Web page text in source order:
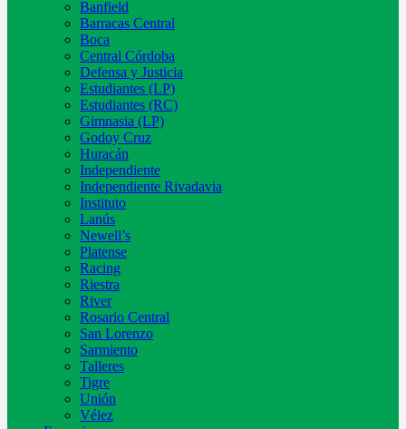
Banfield
Barracas Central
Boca
Central Córdoba
Defensa y Justicia
Estudiantes (LP)
Estudiantes (RC)
Gimnasia (LP)
Godoy Cruz
Huracán
Independiente
Independiente Rivadavia
Instituto
Lanús
Newell’s
Platense
Racing
Riestra
River
Rosario Central
San Lorenzo
Sarmiento
Talleres
Tigre
Unión
Vélez